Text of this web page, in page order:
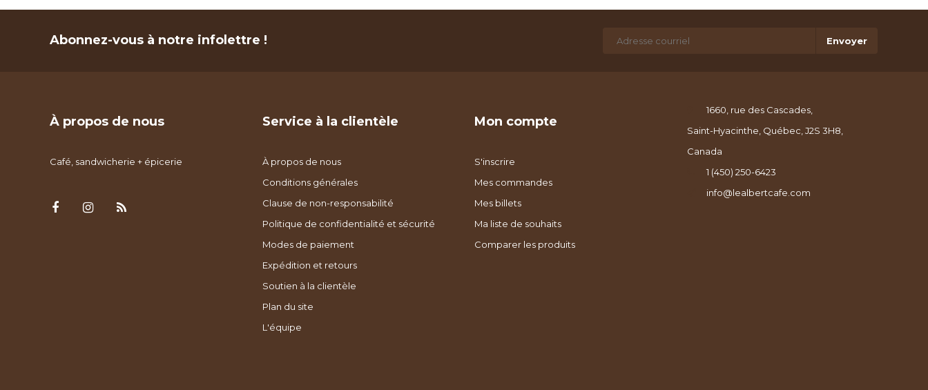
Abonnez-vous à notre infolettre ! Envoyer
À propos de nous
Café, sandwicherie + épicerie
Service à la clientèle
À propos de nous
Conditions générales
Clause de non-responsabilité
Politique de confidentialité et sécurité
Modes de paiement
Expédition et retours
Soutien à la clientèle
Plan du site
L'équipe
Mon compte
S'inscrire
Mes commandes
Mes billets
Ma liste de souhaits
Comparer les produits
1660, rue des Cascades,
Saint-Hyacinthe, Québec, J2S 3H8,
Canada
1 (450) 250-6423
info@lealbertcafe.com